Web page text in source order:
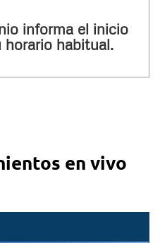
informa el inicio
horario habitual.
en vivo